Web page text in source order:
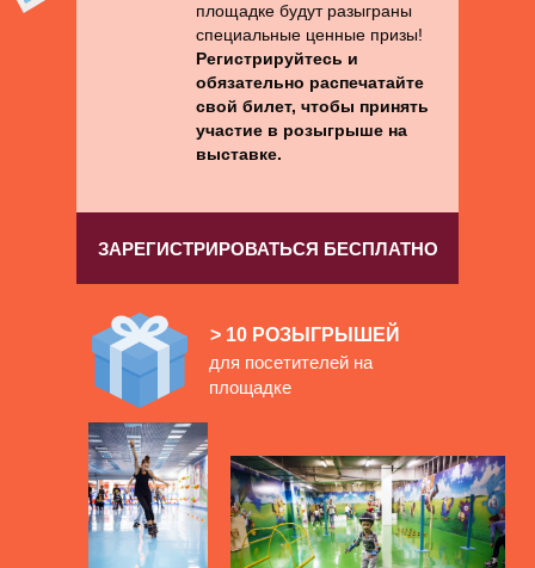
> 10 РОЗЫГРЫШЕЙ
для посетителей на
площадке
ЗАРЕГИСТРИРОВАТЬСЯ БЕСПЛАТНО
площадке будут разыграны
специальные ценные призы!
Регистрируйтесь и
обязательно распечатайте
свой билет, чтобы принять
участие в розыгрыше на
выставке.